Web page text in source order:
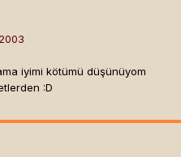
iyimi kötümü düşünüyom
:D